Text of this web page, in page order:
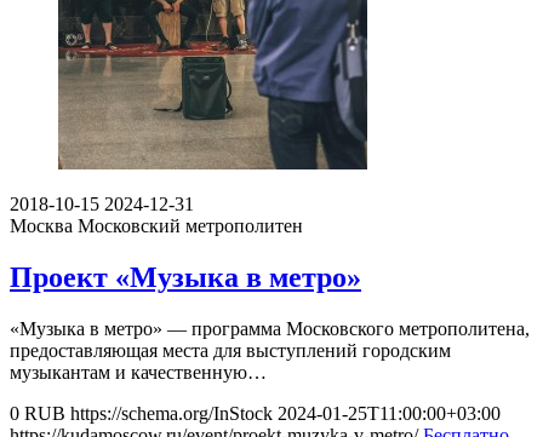
2018-10-15 2024-12-31
Москва Московский метрополитен
Проект «Музыка в метро»
«Музыка в метро» — программа Московского метрополитена,
предоставляющая места для выступлений городским
музыкантам и качественную…
0 RUB https://schema.org/InStock 2024-01-25T11:00:00+03:00